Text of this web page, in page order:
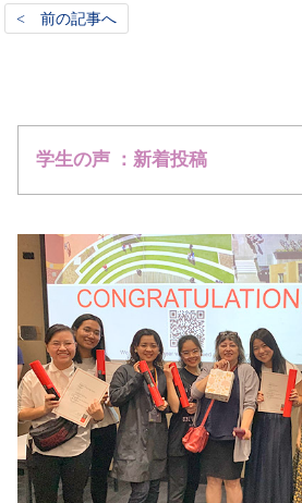
< 前の記事へ
学生の声 ：新着投稿